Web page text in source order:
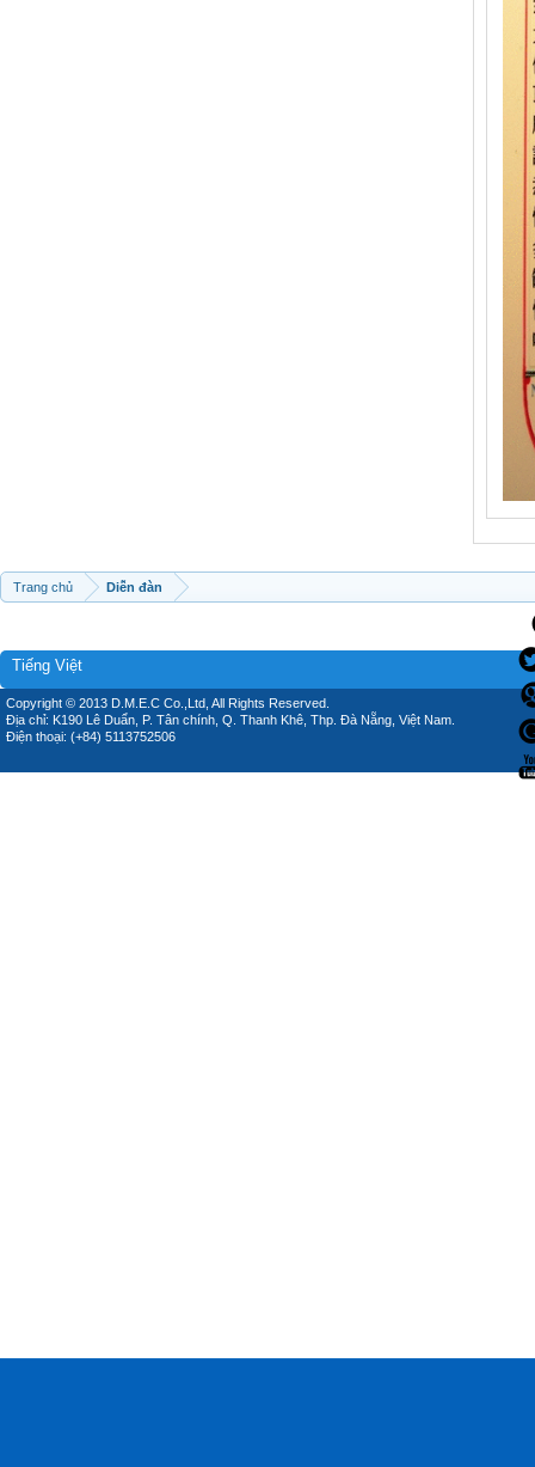
Trang chủ Diễn đàn
Tiếng Việt
Copyright © 2013 D.M.E.C Co.,Ltd, All Rights Reserved.
Địa chỉ: K190 Lê Duẩn, P. Tân chính, Q. Thanh Khê, Thp. Đà Nẵng, Việt Nam.
Điện thoại: (+84) 5113752506